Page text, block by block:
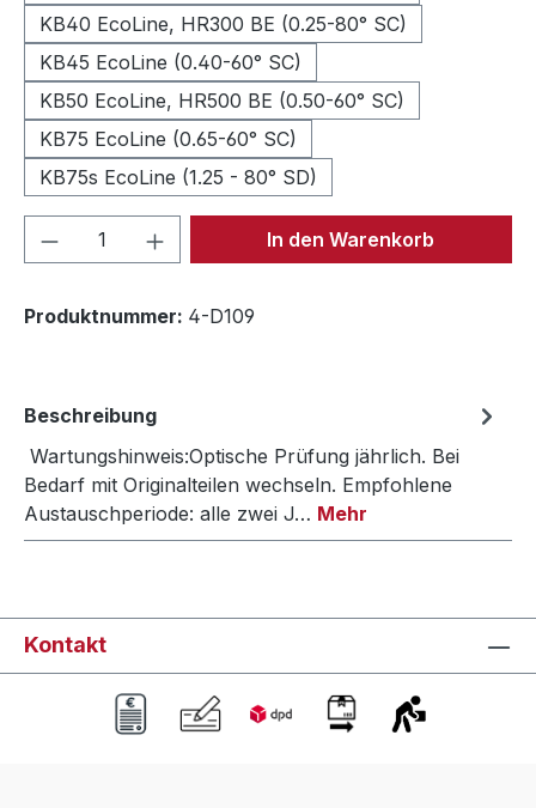
KB40 EcoLine, HR300 BE (0.25-80° SC)
KB45 EcoLine (0.40-60° SC)
KB50 EcoLine, HR500 BE (0.50-60° SC)
KB75 EcoLine (0.65-60° SC)
KB75s EcoLine (1.25 - 80° SD)
Produkt Anzahl: Gib denIn den Warenkorb
Produktnummer: 4-D109
Beschreibung
Wartungshinweis:Optische Prüfung jährlich. Bei
Bedarf mit Originalteilen wechseln. Empfohlene
Austauschperiode: alle zwei J… Mehr
Kontakt